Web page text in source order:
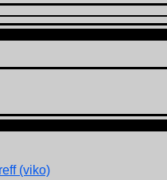
(viko)